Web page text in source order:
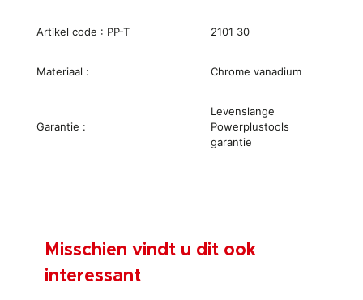
Artikel code : PP-T 2101 30
Materiaal : Chrome vanadium
Garantie :
Levenslange
Powerplustools
garantie
Misschien vindt u dit ook
interessant